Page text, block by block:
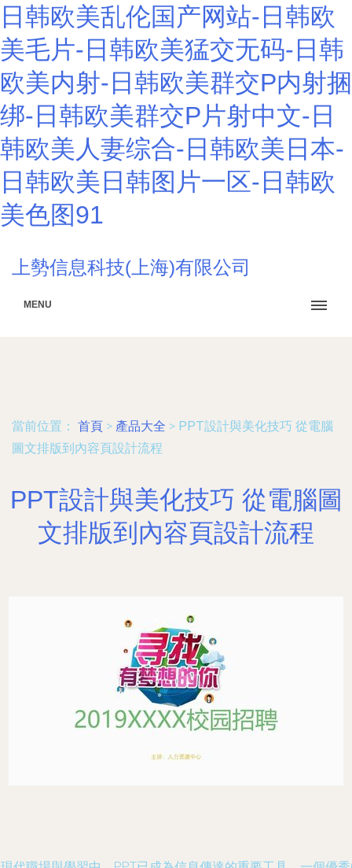
日韩欧美乱伦国产网站-日韩欧
美毛片-日韩欧美猛交无码-日韩
欧美内射-日韩欧美群交P内射捆
绑-日韩欧美群交P片射中文-日
韩欧美人妻综合-日韩欧美日本-
日韩欧美日韩图片一区-日韩欧
美色图91
上勢信息科技(上海)有限公司
MENU
當前位置： 首頁 > 產品大全 > PPT設計與美化技巧 從電腦
圖文排版到內容頁設計流程
PPT設計與美化技巧 從電腦圖
文排版到內容頁設計流程